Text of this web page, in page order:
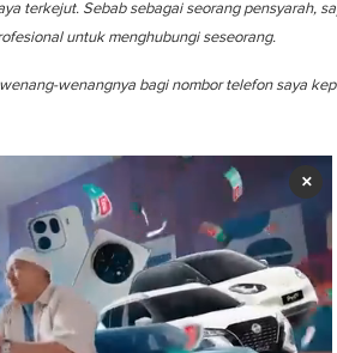
terkejut. Sebab sebagai seorang pensyarah,
untuk menghubungi seseorang.
wenangnya bagi nombor telefon saya
×